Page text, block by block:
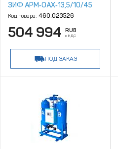
ЗИФ АРМ‑ОАХ‑13,5/10/45
Код товара: 460.023526
504 994 RUB
с НДС
ПОД ЗАКАЗ